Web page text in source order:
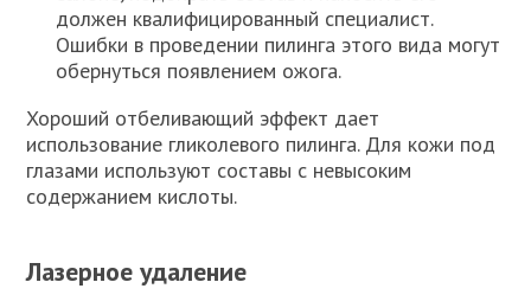
должен квалифицированный специалист.
Ошибки в проведении пилинга этого вида могут
обернуться появлением ожога.
Хороший отбеливающий эффект дает
использование гликолевого пилинга. Для кожи под
глазами используют составы с невысоким
содержанием кислоты.
Лазерное удаление